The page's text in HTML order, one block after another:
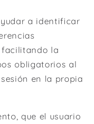
a identificar
facilitando la
obligatorios al
en la propia
que el usuario